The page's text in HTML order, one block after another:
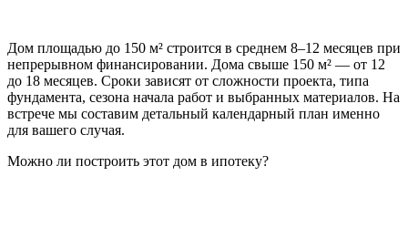
Дом площадью до 150 м² строится в среднем 8–12 месяцев при
непрерывном финансировании. Дома свыше 150 м² — от 12
до 18 месяцев. Сроки зависят от сложности проекта, типа
фундамента, сезона начала работ и выбранных материалов. На
встрече мы составим детальный календарный план именно
для вашего случая.
Можно ли построить этот дом в ипотеку?